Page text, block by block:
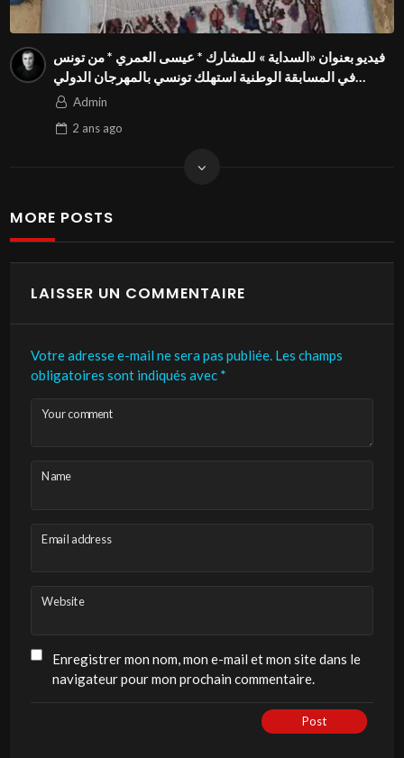
فيديو بعنوان «السداية » للمشارك * عيسى العمري * من تونس
في المسابقة الوطنية استهلك تونسي بالمهرجان الدولي
Admin
2 ansago
MORE POSTS
LAISSER UN COMMENTAIRE
Votre adresse e-mail ne sera pas publiée. Les champs
obligatoires sont indiqués avec *
Your comment
Name
Email address
Website
Enregistrer mon nom, mon e-mail et mon site dans le
navigateur pour mon prochain commentaire.
Post